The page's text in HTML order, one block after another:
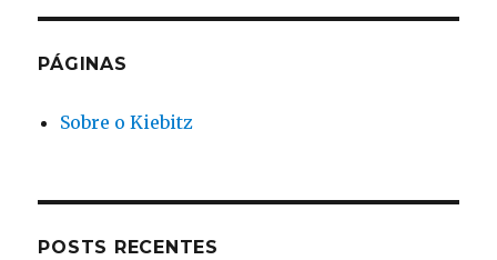
no
PÁGINAS
Sobre o Kiebitz
POSTS RECENTES